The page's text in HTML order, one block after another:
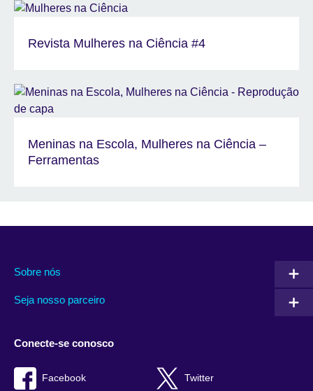
Revista Mulheres na Ciência #4
Meninas na Escola, Mulheres na Ciência –
Ferramentas
Sobre nós
Seja nosso parceiro
Conecte-se conosco
Facebook Twitter